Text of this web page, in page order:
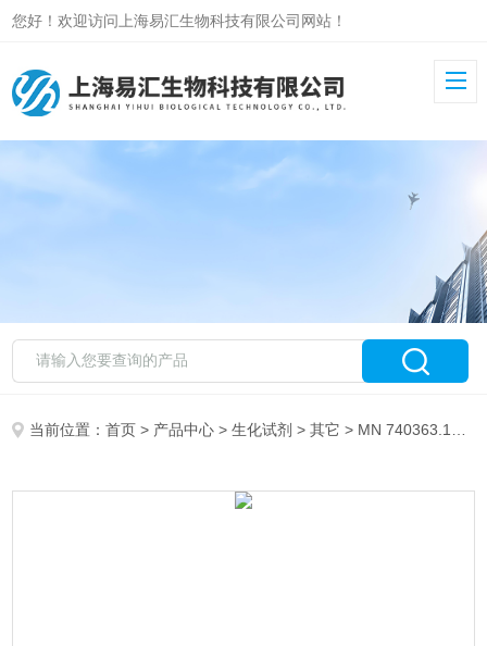
您好！欢迎访问上海易汇生物科技有限公司网站！
当前位置：首页 > 产品中心 >生化试剂 >其它 > MN 740363.1MACHEREY-NAGEL（MN）Resupension Buffer RES